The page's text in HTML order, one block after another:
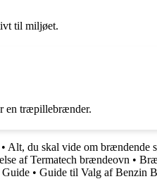
til miljøet.
en træpillebrænder.
Alt, du skal vide om brændende
af Termatech brændeovn •
• Guide til Valg af Benzin